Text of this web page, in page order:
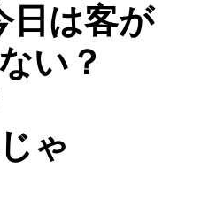
日は客が
い？
ゃ